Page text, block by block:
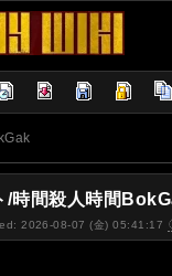
/時間殺人時間
2026-08-07 (金) 05:41:17